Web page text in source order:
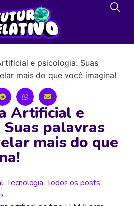
e psicologia: Suas
mais do que você imagina!
Artificial e
palavras
mais do que
,Tecnologia,Todos os posts